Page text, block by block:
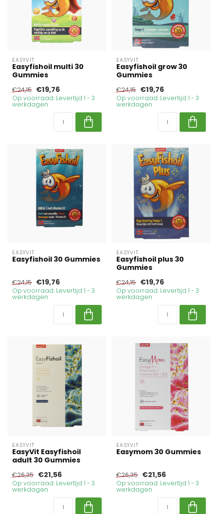
EASYVIT
Easyfishoil multi 30
Gummies
€24,15 €19,76
Op voorraad. Levertijd 1 - 3
werkdagen
EASYVIT
Easyfishoil grow 30
Gummies
€24,15 €19,76
Op voorraad. Levertijd 1 - 3
werkdagen
EASYVIT
Easyfishoil 30 Gummies
€24,15 €19,76
Op voorraad. Levertijd 1 - 3
werkdagen
EASYVIT
Easyfishoil plus 30
Gummies
€24,15 €19,76
Op voorraad. Levertijd 1 - 3
werkdagen
EASYVIT
EasyVit Easyfishoil
adult 30 Gummies
€26,35 €21,56
Op voorraad. Levertijd 1 - 3
werkdagen
EASYVIT
Easymom 30 Gummies
€26,35 €21,56
Op voorraad. Levertijd 1 - 3
werkdagen